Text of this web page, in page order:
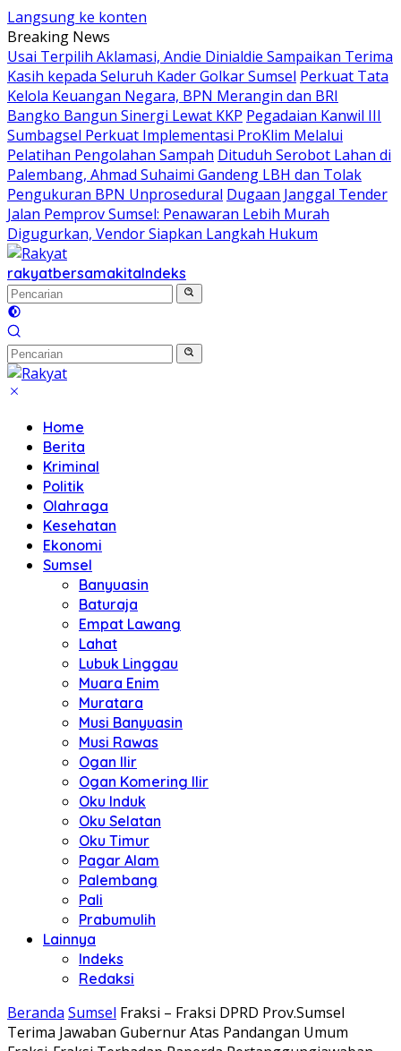
Langsung ke konten
Breaking News
Usai Terpilih Aklamasi, Andie Dinialdie Sampaikan Terima
Kasih kepada Seluruh Kader Golkar Sumsel Perkuat Tata
Kelola Keuangan Negara, BPN Merangin dan BRI
Bangko Bangun Sinergi Lewat KKP Pegadaian Kanwil III
Sumbagsel Perkuat Implementasi ProKlim Melalui
Pelatihan Pengolahan Sampah Dituduh Serobot Lahan di
Palembang, Ahmad Suhaimi Gandeng LBH dan Tolak
Pengukuran BPN Unprosedural Dugaan Janggal Tender
Jalan Pemprov Sumsel: Penawaran Lebih Murah
Digugurkan, Vendor Siapkan Langkah Hukum
rakyatbersamakitaIndeks
Home
Berita
Kriminal
Politik
Olahraga
Kesehatan
Ekonomi
Sumsel
Banyuasin
Baturaja
Empat Lawang
Lahat
Lubuk Linggau
Muara Enim
Muratara
Musi Banyuasin
Musi Rawas
Ogan Ilir
Ogan Komering Ilir
Oku Induk
Oku Selatan
Oku Timur
Pagar Alam
Palembang
Pali
Prabumulih
Lainnya
Indeks
Redaksi
Beranda Sumsel Fraksi – Fraksi DPRD Prov.Sumsel
Terima Jawaban Gubernur Atas Pandangan Umum